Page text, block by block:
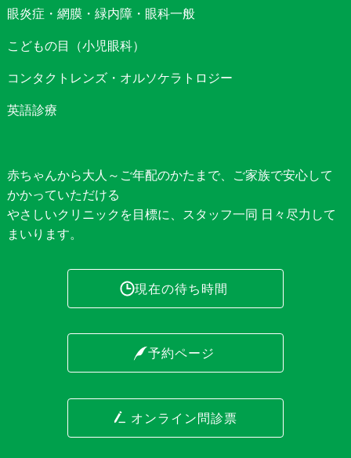
眼炎症・網膜・緑内障・眼科一般
こどもの目（小児眼科）
コンタクトレンズ・オルソケラトロジー
英語診療
赤ちゃんから大人～ご年配のかたまで、ご家族で安心して
かかっていただける
やさしいクリニックを目標に、スタッフ一同 日々尽力して
まいります。
現在の待ち時間
予約ページ
オンライン問診票